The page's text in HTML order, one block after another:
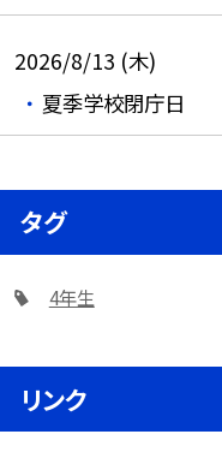
2026/8/13 (木)
夏季学校閉庁日
タグ
4年生
リンク